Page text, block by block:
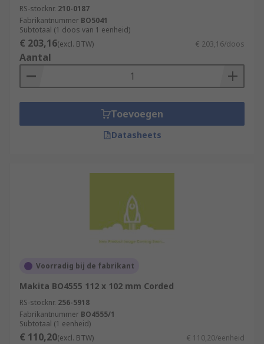
RS-stocknr. 210-0187
Fabrikantnummer BO5041
Subtotaal (1 doos van 1 eenheid)
€ 203,16(excl. BTW) € 203,16/doos
Aantal
Toevoegen
Datasheets
Voorradig bij de fabrikant
Makita BO4555 112 x 102 mm Corded
RS-stocknr. 256-5918
Fabrikantnummer BO4555/1
Subtotaal (1 eenheid)
€ 110,20(excl. BTW) € 110,20/eenheid